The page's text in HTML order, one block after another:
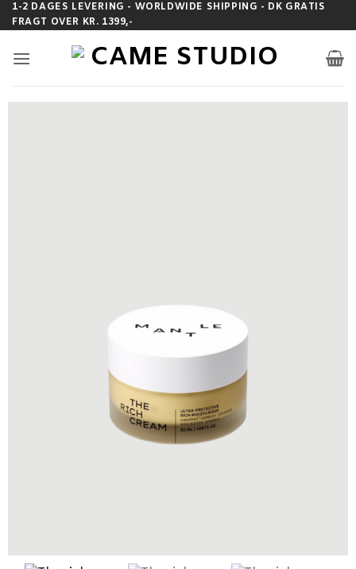
Fortsæt
til
1-2 DAGES LEVERING - WORLDWIDE SHIPPING - DK GRATIS
FRAGT OVER KR. 1399,-